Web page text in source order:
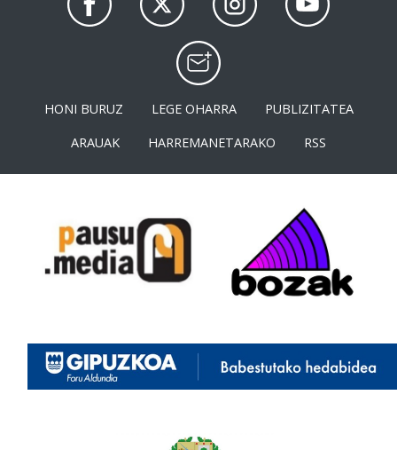
HONI BURUZ LEGE OHARRA
PUBLIZITATEA
ARAUAK
HARREMANETARAKO RSS